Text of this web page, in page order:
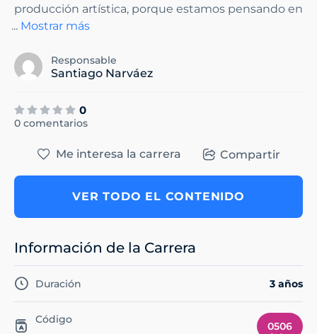
producción artística, porque estamos pensando en
... Mostrar más
Responsable
Santiago Narváez
0
0 comentarios
Me interesa la carrera Compartir
VER TODO EL CONTENIDO
Información de la Carrera
Duración 3 años
Código
0506